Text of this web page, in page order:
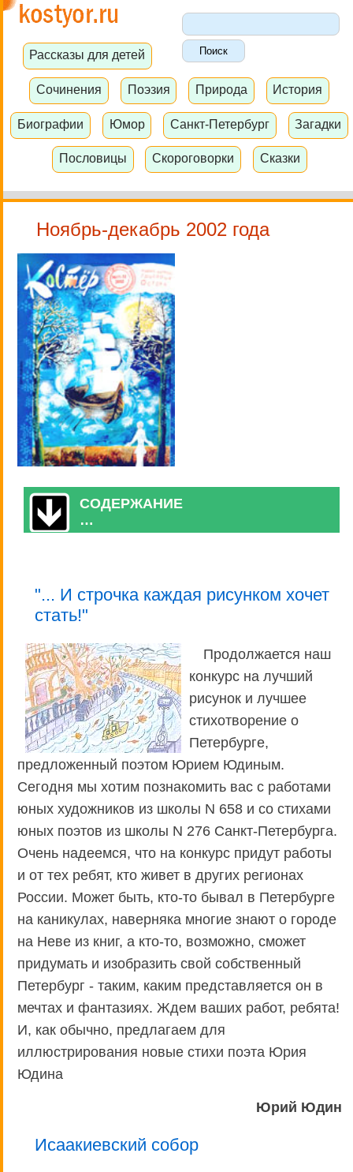
Рассказы для детей
Сочинения Поэзия Природа История
Биографии Юмор Санкт-Петербург Загадки
Пословицы Скороговорки Сказки
Ноябрь-декабрь 2002 года
СОДЕРЖАНИЕ
…
"... И строчка каждая рисунком хочет
стать!"
Продолжается наш
конкурс на лучший
рисунок и лучшее
стихотворение о
Петербурге,
предложенный поэтом Юрием Юдиным.
Сегодня мы хотим познакомить вас с работами
юных художников из школы N 658 и со стихами
юных поэтов из школы N 276 Санкт-Петербурга.
Очень надеемся, что на конкурс придут работы
и от тех ребят, кто живет в других регионах
России. Может быть, кто-то бывал в Петербурге
на каникулах, наверняка многие знают о городе
на Неве из книг, а кто-то, возможно, сможет
придумать и изобразить свой собственный
Петербург - таким, каким представляется он в
мечтах и фантазиях. Ждем ваших работ, ребята!
И, как обычно, предлагаем для
иллюстрирования новые стихи поэта Юрия
Юдина
Юрий Юдин
Исаакиевский собор